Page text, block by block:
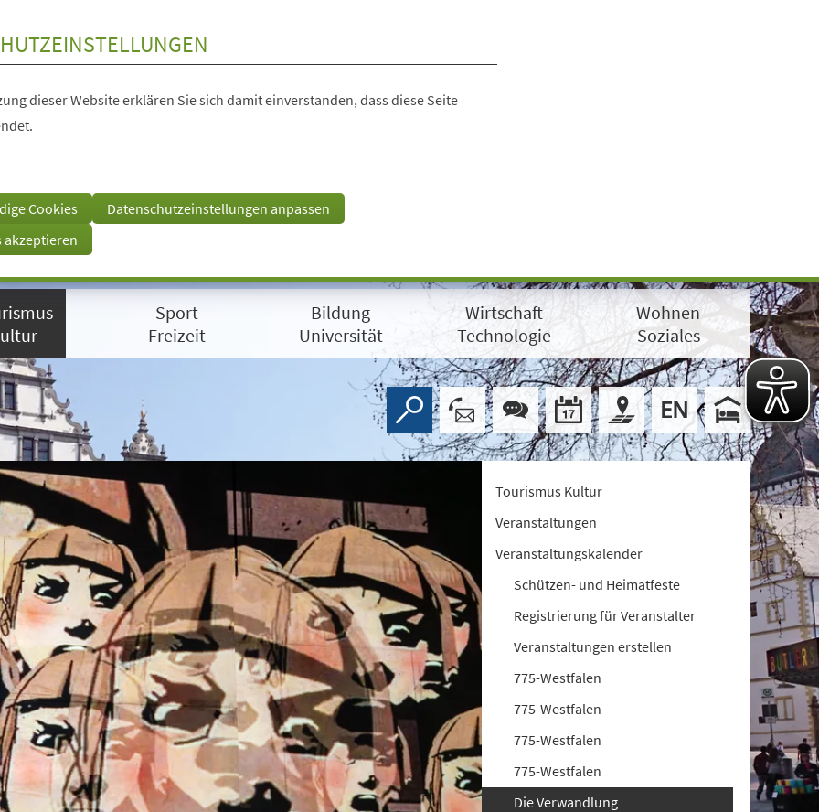
dieser Website erklären Sie sich damit einverstanden, dass diese Seite
Cookies
Datenschutzeinstellungen anpassen
akzeptieren
Sport
Freizeit
Bildung
Universität
Wirtschaft
Technologie
Wohnen
Soziales
Tourismus Kultur
Veranstaltungen
Veranstaltungskalender
Schützen- und Heimatfeste
Registrierung für Veranstalter
Veranstaltungen erstellen
775-Westfalen
775-Westfalen
775-Westfalen
775-Westfalen
Die Verwandlung